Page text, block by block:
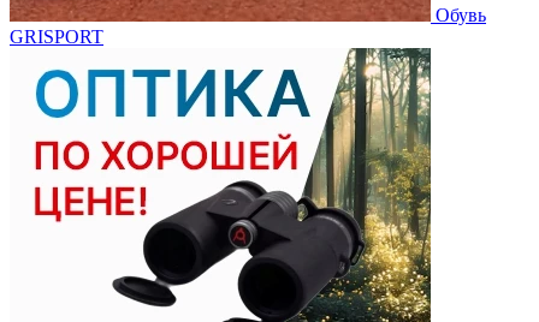
Обувь
GRISPORT